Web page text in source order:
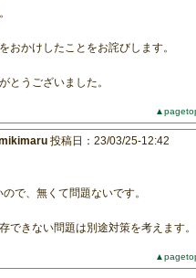
おかけしたことをお詫びします。
とうございました。
投稿日：23/03/25-12:42
で、無くて問題ないです。
できない問題は別途対策を考えます。